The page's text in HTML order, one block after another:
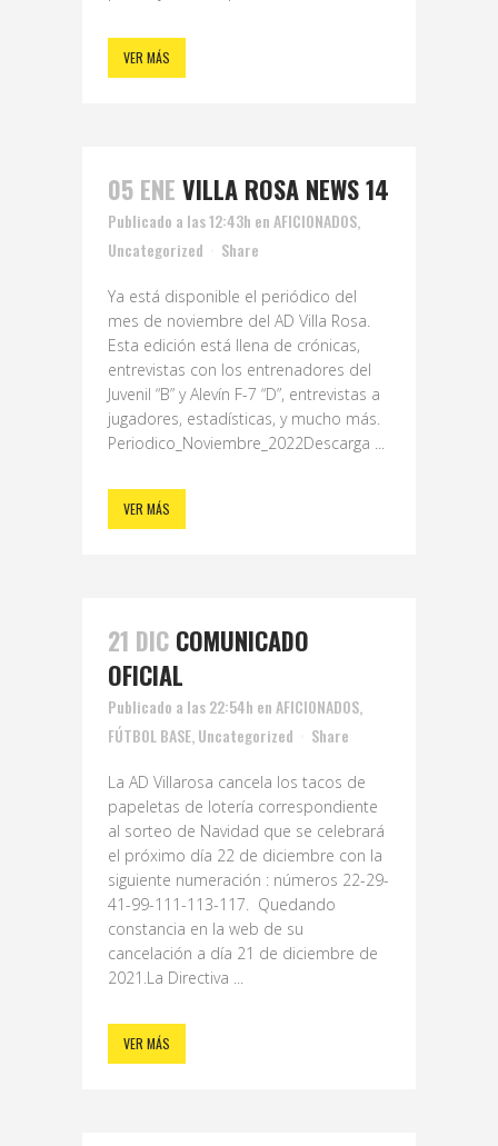
VER MÁS
05 ENE VILLA ROSA NEWS 14
Publicado a las 12:43h enAFICIONADOS
Uncategorized
Share
Ya está disponible el periódico del
mes de noviembre del AD Villa Rosa.
Esta edición está llena de crónicas,
entrevistas con los entrenadores del
Juvenil “B” y Alevín F-7 “D”, entrevistas a
jugadores, estadísticas, y mucho más.
Periodico_Noviembre_2022Descarga ...
VER MÁS
21 DIC COMUNICADO
OFICIAL
Publicado a las 22:54h enAFICIONADOS
FÚTBOL BASE Uncategorized Share
La AD Villarosa cancela los tacos de
papeletas de lotería correspondiente
al sorteo de Navidad que se celebrará
el próximo día 22 de diciembre con la
siguiente numeración : números 22-29-
41-99-111-113-117. Quedando
constancia en la web de su
cancelación a día 21 de diciembre de
2021.La Directiva ...
VER MÁS